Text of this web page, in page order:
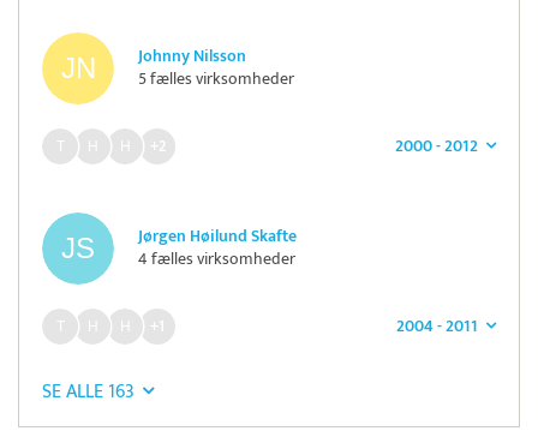
Johnny Nilsson
5 fælles virksomheder
2000 - 2012
+2
Jørgen Høilund Skafte
4 fælles virksomheder
2004 - 2011
+1
SE ALLE 163